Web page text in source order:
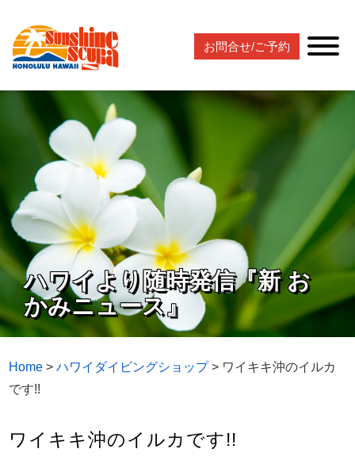
お問合せ/ご予約
ハワイより随時発信『新 お
かみニュース』
Home >ハワイダイビングショップ> ワイキキ沖のイルカ
です!!
ワイキキ沖のイルカです!!